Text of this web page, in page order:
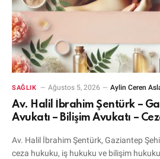
SAĞLIK Ağustos 5, 2026 Aylin Ceren
Av. Halil İbrahim Şentürk –
Avukatı – Bilişim Avukatı –
Av. Halil İbrahim Şentürk, Gaziantep
ceza hukuku, iş hukuku ve bilişim